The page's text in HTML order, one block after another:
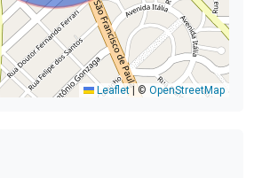
Leaflet | © OpenStreetMap